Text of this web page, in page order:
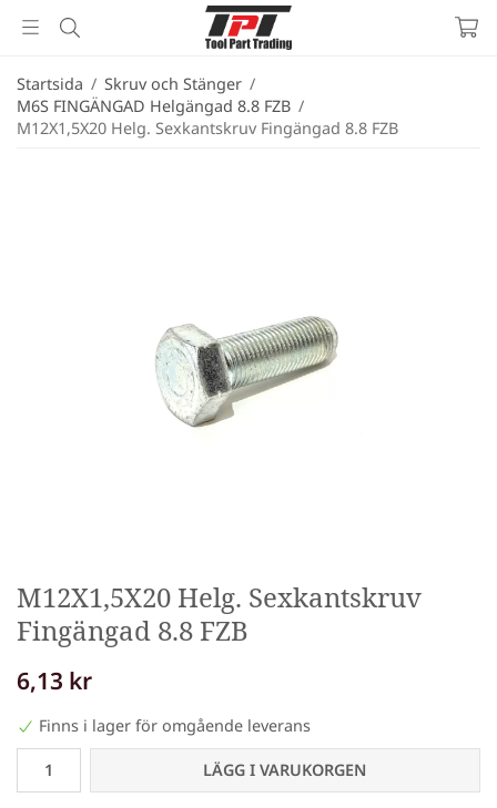
Startsida / Skruv och Stänger /
M6S FINGÄNGAD Helgängad 8.8 FZB /
M12X1,5X20 Helg. Sexkantskruv Fingängad 8.8 FZB
M12X1,5X20 Helg. Sexkantskruv
Fingängad 8.8 FZB
6,13 kr
Finns i lager för omgående leverans
LÄGG I VARUKORGEN